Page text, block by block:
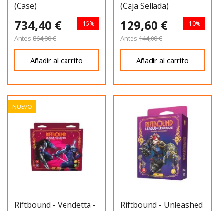
(case)
734,40 €
Antes 864,00 €
-15%
Añadir al carrito
(caja Sellada)
129,60 €
Antes 144,00 €
-10%
Añadir al carrito
Riftbound - Vendetta -
NUEVO
Riftbound - Unleashed